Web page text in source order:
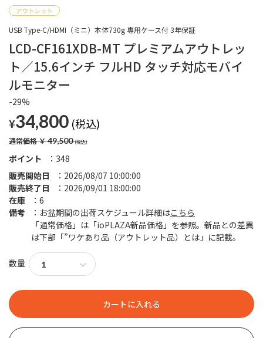
LCD-CF161XDB-MT プレミアムアウトレッ
ト／15.6インチ フルHD タッチ対応モバイ
ルモニター
USB Type-C/HDMI（ミニ）本体730g 専用ケース付 3年保証
-29%
¥34,800
通常価格￥49,500
販売開始日
2026/08/07 10:00:00
販売終了日
2026/09/01 18:00:00
ポイント 348
在庫
6
備考
お盆期間の出荷スケジュール詳細はこちら
「通常価格」は「ioPLAZA新品価格」を参照。新品との差異
は下部「”ワケあり品（アウトレット品）とは」に記載。
数量